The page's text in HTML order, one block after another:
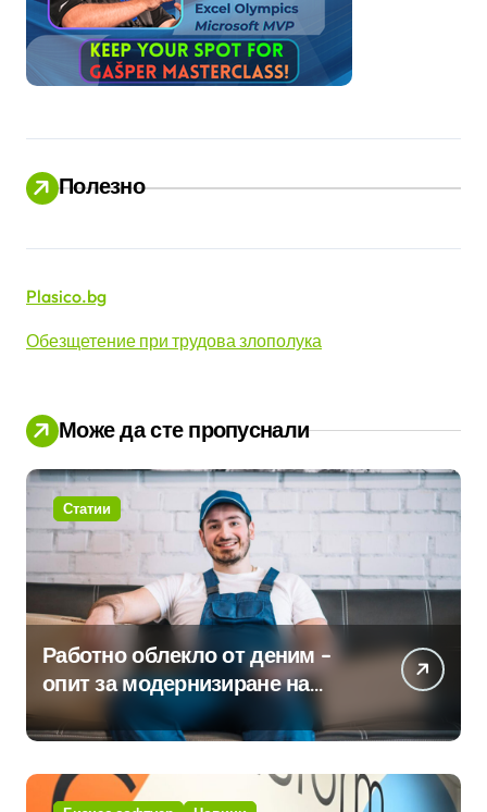
Полезно
Plasico.bg
Обезщетение при трудова злополука
Може да сте пропуснали
Статии
Работно облекло от деним –
опит за модернизиране на
традицията